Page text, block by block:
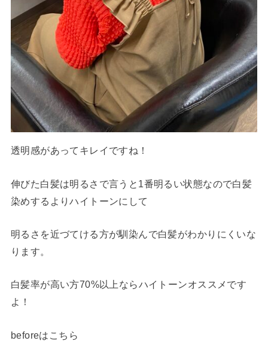
透明感があってキレイですね！
伸びた白髪は明るさで言うと1番明るい状態なので白髪
染めするよりハイトーンにして
明るさを近づてける方が馴染んで白髪がわかりにくいな
ります。
白髪率が高い方70%以上ならハイトーンオススメです
よ！
beforeはこちら